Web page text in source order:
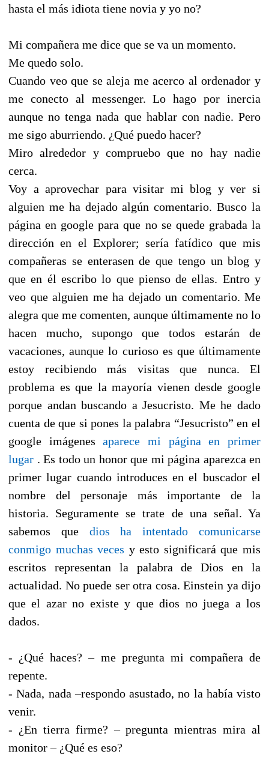
hasta el más idiota tiene novia y yo no?
Mi compañera me dice que se va un momento.
Me quedo solo.
Cuando veo que se aleja me acerco al ordenador y
me conecto al messenger. Lo hago por inercia
aunque no tenga nada que hablar con nadie. Pero
me sigo aburriendo. ¿Qué puedo hacer?
Miro alrededor y compruebo que no hay nadie
cerca.
Voy a aprovechar para visitar mi blog y ver si
alguien me ha dejado algún comentario. Busco la
página en google para que no se quede grabada la
dirección en el Explorer; sería fatídico que mis
compañeras se enterasen de que tengo un blog y
que en él escribo lo que pienso de ellas. Entro y
veo que alguien me ha dejado un comentario. Me
alegra que me comenten, aunque últimamente no lo
hacen mucho, supongo que todos estarán de
vacaciones, aunque lo curioso es que últimamente
estoy recibiendo más visitas que nunca. El
problema es que la mayoría vienen desde google
porque andan buscando a Jesucristo. Me he dado
cuenta de que si pones la palabra “Jesucristo” en el
google imágenesaparece mi página en primer
lugar . Es todo un honor que mi página aparezca en
primer lugar cuando introduces en el buscador el
nombre del personaje más importante de la
historia. Seguramente se trate de una señal. Ya
sabemos que dios ha intentado comunicarse
conmigo muchas veces y esto significará que mis
escritos representan la palabra de Dios en la
actualidad. No puede ser otra cosa. Einstein ya dijo
que el azar no existe y que dios no juega a los
dados.
- ¿Qué haces? – me pregunta mi compañera de
repente.
- Nada, nada –respondo asustado, no la había visto
venir.
- ¿En tierra firme? – pregunta mientras mira al
monitor – ¿Qué es eso?